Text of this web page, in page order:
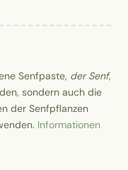
Senfpaste, der Senf,
sondern auch die
der Senfpflanzen
Informationen